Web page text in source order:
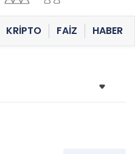
KRİPTO FAİZ HABER